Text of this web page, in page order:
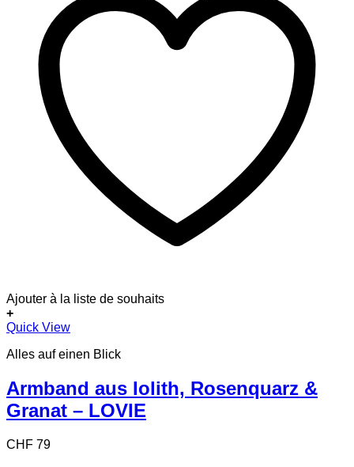
Ajouter à la liste de souhaits
+
Quick View
Alles auf einen Blick
Armband aus Iolith, Rosenquarz &
Granat – LOVIE
CHF 79